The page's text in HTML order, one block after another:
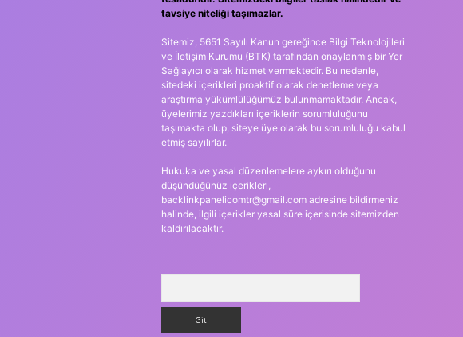
tavsiye niteliği taşımazlar.
Sitemiz, 5651 Sayılı Kanun gereğince Bilgi Teknolojileri
ve İletişim Kurumu (BTK) tarafından onaylanmış bir Yer
Sağlayıcı olarak hizmet vermektedir. Bu nedenle,
sitedeki içerikleri proaktif olarak denetleme veya
araştırma yükümlülüğümüz bulunmamaktadır. Ancak,
üyelerimiz yazdıkları içeriklerin sorumluluğunu
taşımakta olup, siteye üye olarak bu sorumluluğu kabul
etmiş sayılırlar.
Hukuka ve yasal düzenlemelere aykırı olduğunu
düşündüğünüz içerikleri,
backlinkpanelicomtr@gmail.comadresine bildirmeniz
halinde, ilgili içerikler yasal süre içerisinde sitemizden
kaldırılacaktır.